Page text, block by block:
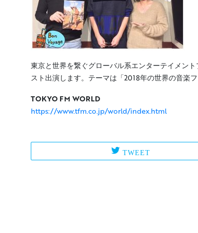
東京と世界を繋ぐグローバル系エンターテイメン
スト出演します。テーマは「2018年の世界の音楽フ
TOKYO FM WORLD
https://www.tfm.co.jp/world/index.html
TWEET